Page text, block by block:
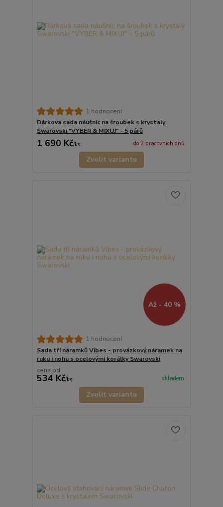
1 hodnocení
Dárková sada náušnic na šroubek s krystaly
Swarovski "VYBER & MIXUJ" - 5 párů
1 690 Kč/ks do 2 pracovních dnů
Zvolit variantu
Až - 40 %
1 hodnocení
Sada tří náramků Vibes - provázkový náramek na
ruku i nohu s ocelovými korálky Swarovski
cena od
534 Kč/ks skladem
Zvolit variantu